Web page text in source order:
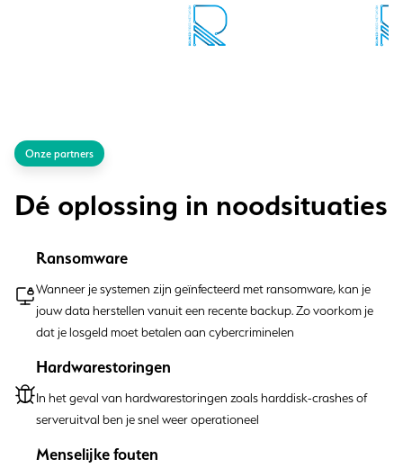
Onze partners
Dé oplossing in noodsituaties
Ransomware
Wanneer je systemen zijn geïnfecteerd met ransomware, kan je
jouw data herstellen vanuit een recente backup. Zo voorkom je
dat je losgeld moet betalen aan cybercriminelen
Hardwarestoringen
In het geval van hardwarestoringen zoals harddisk-crashes of
serveruitval ben je snel weer operationeel
Menselijke fouten